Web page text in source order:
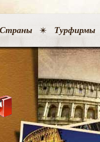
Страны Турфирмы